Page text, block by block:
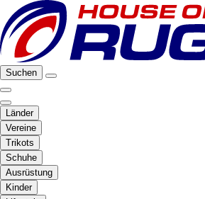
Suchen
Länder
Vereine
Trikots
Schuhe
Ausrüstung
Kinder